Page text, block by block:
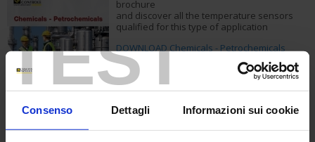
TEST
Consenso Dettagli Informazioni sui cookie
brochure
and discover all the temperature sensors
qualified for this type of application
DOWNLOAD Chemicals - Petrochemicals
Brochure